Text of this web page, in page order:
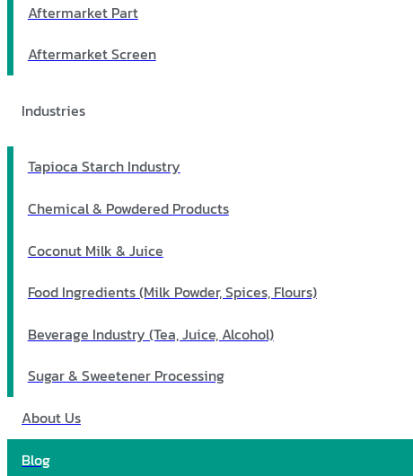
Aftermarket Part
Aftermarket Screen
Industries
Tapioca Starch Industry
Chemical & Powdered Products
Coconut Milk & Juice
Food Ingredients (Milk Powder, Spices, Flours)
Beverage Industry (Tea, Juice, Alcohol)
Sugar & Sweetener Processing
About Us
Blog